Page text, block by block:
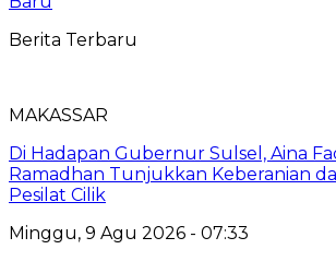
Berita Terbaru
MAKASSAR
Di Hadapan Gubernur Sulsel, Aina
Ramadhan Tunjukkan Keberanian
Pesilat Cilik
Minggu, 9 Agu 2026 - 07:33